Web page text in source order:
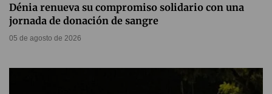
Dénia renueva su compromiso solidario con una
jornada de donación de sangre
05 de agosto de 2026